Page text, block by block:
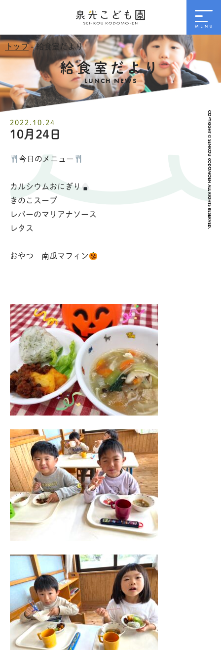
トップ- 給食室だより
給食室だより
LUNCH NEWS
2022.10.24
10月24日
今日のメニュー
カルシウムおにぎり
きのこスープ
レバーのマリアナソース
レタス
おやつ 南瓜マフィン